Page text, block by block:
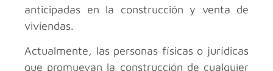
anticipadas en la construcción y venta de
viviendas.
Actualmente, las personas físicas o jurídicas
que promuevan la construcción de cualquier